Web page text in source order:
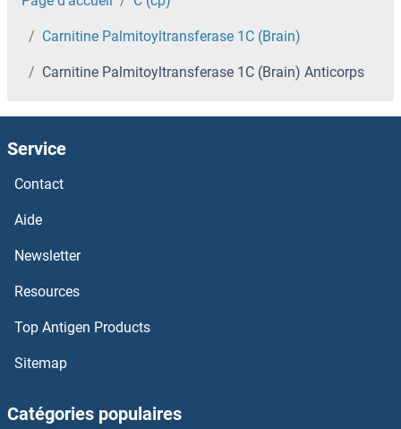
CARD17 Anticorps
CARD11 Anticorps
CARD10 Anticorps
Carboxypeptidase A2 Anticorps
Carnitine Palmitoyltransferase 1C (Brain)
Carnitine Palmitoyltransferase 1C (Brain) Anticorps
Service
Contact
Aide
Newsletter
Resources
Top Antigen Products
Sitemap
Catégories populaires